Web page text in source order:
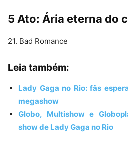
5 Ato: Ária eterna do
21. Bad Romance
Leia também:
Lady Gaga no Rio: fãs
megashow
Globo, Multishow e
show de Lady Gaga no Rio